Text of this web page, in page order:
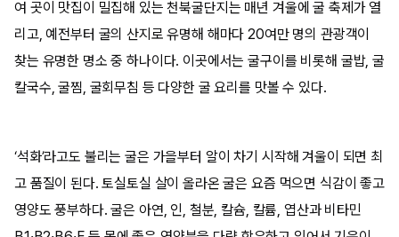
여 곳이 맛집이 밀집해 있는 천북굴단지는 매년 겨울에 굴 축제가 열
리고, 예전부터 굴의 산지로 유명해 해마다 20여만 명의 관광객이
찾는 유명한 명소 중 하나이다. 이곳에서는 굴구이를 비롯해 굴밥, 굴
칼국수, 굴찜, 굴회무침 등 다양한 굴 요리를 맛볼 수 있다.
‘석화’라고도 불리는 굴은 가을부터 알이 차기 시작해 겨울이 되면 최
고 품질이 된다. 토실토실 살이 올라온 굴은 요즘 먹으면 식감이 좋고
영양도 풍부하다. 굴은 아연, 인, 철분, 칼슘, 칼륨, 엽산과 비타민